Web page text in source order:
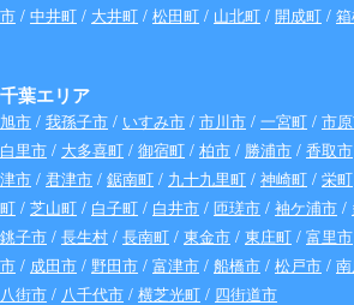
市 / 中井町 / 大井町 / 松田町 / 山北町 / 開成町 /
千葉エリア
旭市 / 我孫子市 / いすみ市 / 市川市 / 一宮町 / 市
白里市 / 大多喜町 / 御宿町 / 柏市 / 勝浦市 / 香取市
津市 / 君津市 / 鋸南町 / 九十九里町 / 神崎町 / 栄町
町 / 芝山町 / 白子町 / 白井市 / 匝瑳市 / 袖ケ浦市 /
銚子市 / 長生村 / 長南町 / 東金市 / 東庄町 / 富里市
市 / 成田市 / 野田市 / 富津市 / 船橋市 / 松戸市 /
八街市 / 八千代市 / 横芝光町 / 四街道市